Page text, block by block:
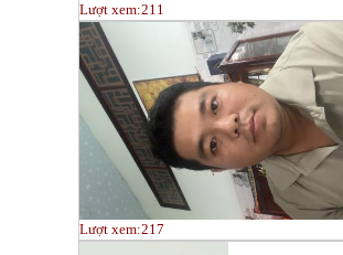
Lượt xem:211
Lượt xem:217